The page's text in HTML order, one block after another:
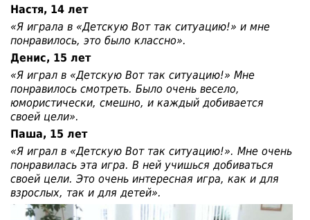
Настя, 14 лет
«Я играла в «Детскую Вот так ситуацию!» и мне
понравилось, это было классно».
Денис, 15 лет
«Я играл в «Детскую Вот так ситуацию!» Мне
понравилось смотреть. Было очень весело,
юмористически, смешно, и каждый добивается
своей цели».
Паша, 15 лет
«Я играл в «Детскую Вот так ситуацию!». Мне очень
понравилась эта игра. В ней учишься добиваться
своей цели. Это очень интересная игра, как и для
взрослых, так и для детей».